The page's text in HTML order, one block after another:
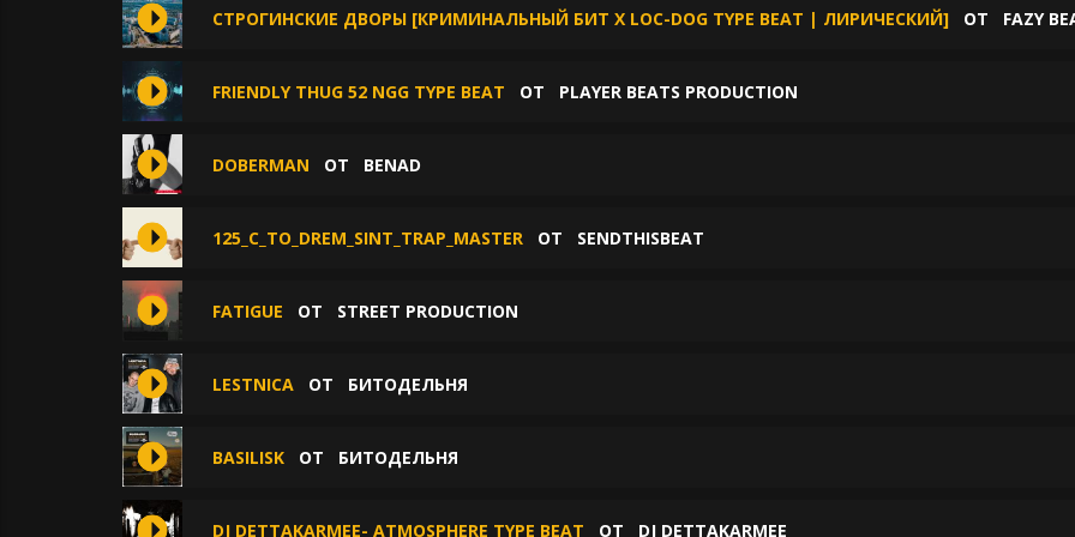
СТРОГИНСКИЕ ДВОРЫ [КРИМИНАЛЬНЫЙ БИТ X LOC-DOG TYPE BEAT | ЛИРИЧЕСКИЙ] ОТ FAZY
FRIENDLY THUG 52 NGG TYPE BEAT ОТ PLAYER BEATS PRODUCTION
DOBERMAN ОТ BENAD
125_C_TO_DREM_SINT_TRAP_MASTER ОТ SENDTHISBEAT
FATIGUE ОТ STREET PRODUCTION
LESTNICA ОТ БИТОДЕЛЬНЯ
BASILISK ОТ БИТОДЕЛЬНЯ
DJ DETTAKARMEE- ATMOSPHERE TYPE BEAT ОТ DJ DETTAKARMEE